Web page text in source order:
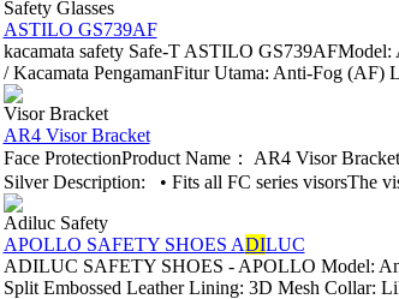
Safety Glasses
ASTILO GS739AF
kacamata safety Safe-T ASTILO
/ Kacamata PengamanFitur Utama: Anti-Fog (AF)
Visor Bracket
AR4 Visor Bracket
Face ProtectionProduct Name： AR4 Visor
Silver Description: • Fits all FC series visorsThe
Adiluc Safety
APOLLO SAFETY SHOES ADILUC
ADILUC SAFETY SHOES - APOLLO Model:
Split Embossed Leather Lining: 3D Mesh Collar: